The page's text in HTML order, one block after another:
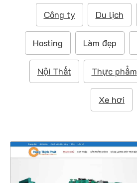
ế
m
Công ty Du lịch
Hosting Làm đẹp
Nội Thất Thực phẩm
Xe hơi